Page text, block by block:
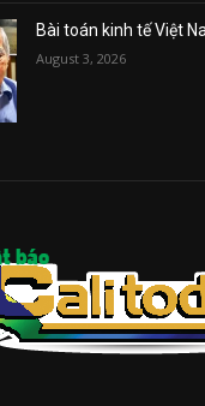
Bài toán kinh tế Việt
August 3, 2026